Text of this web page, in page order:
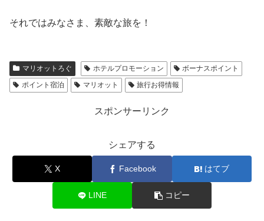
それではみなさま、素敵な旅を！
マリオットろぐ ホテルプロモーション
ボーナスポイント
ポイント宿泊
マリオット 旅行お得情報
スポンサーリンク
シェアする
X Facebook はてブ
LINE コピー